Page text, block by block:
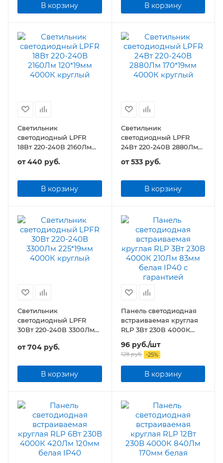
В корзину В корзину
Светильник
светодиодный LPFR
18Вт 220-240В 2160Лм
от440 руб.
В корзину
Светильник
светодиодный LPFR
24Вт 220-240В 2880Лм
от533 руб.
В корзину
Светильник
светодиодный LPFR
30Вт 220-240В 3300Лм
от704 руб.
В корзину
Панель светодиодная
встраиваемая круглая
RLP 3Вт 230В 4000К
210Лм 83мм белая IP40
96руб./шт
128руб. -25%
В корзину